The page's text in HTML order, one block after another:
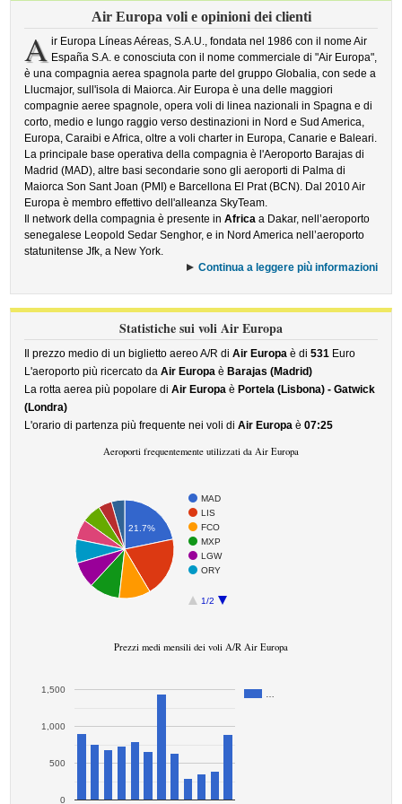
Air Europa voli e opinioni dei clienti
A ir Europa Líneas Aéreas, S.A.U., fondata nel 1986 con il nome Air
España S.A. e conosciuta con il nome commerciale di "Air Europa",
è una compagnia aerea spagnola parte del gruppo Globalia, con sede a
Llucmajor, sull'isola di Maiorca. Air Europa è una delle maggiori
compagnie aeree spagnole, opera voli di linea nazionali in Spagna e di
corto, medio e lungo raggio verso destinazioni in Nord e Sud America,
Europa, Caraibi e Africa, oltre a voli charter in Europa, Canarie e Baleari.
La principale base operativa della compagnia è l'Aeroporto Barajas di
Madrid (MAD), altre basi secondarie sono gli aeroporti di Palma di
Maiorca Son Sant Joan (PMI) e Barcellona El Prat (BCN). Dal 2010 Air
Europa è membro effettivo dell'alleanza SkyTeam.
Il network della compagnia è presente inAfrica a Dakar, nell’aeroporto
senegalese Leopold Sedar Senghor, e in Nord America nell’aeroporto
statunitense Jfk, a New York.
Continua a leggere più informazioni
Statistiche sui voli Air Europa
Il prezzo medio di un biglietto aereo A/R diAir Europa è di531 Euro
L'aeroporto più ricercato daAir Europa è Barajas (Madrid)
La rotta aerea più popolare diAir Europa è Portela (Lisbona) - Gatwick
(Londra)
L'orario di partenza più frequente nei voli diAir Europa è07:25
Aeroporti frequentemente utilizzati da Air Europa
MAD
LIS
FCO
MXP
LGW
ORY
1/2
21.7%
Prezzi medi mensili dei voli A/R Air Europa
0
500
1,000
1,500